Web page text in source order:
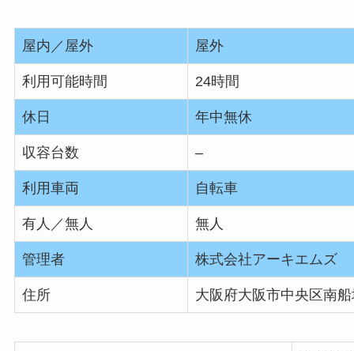
屋内／屋外 屋外
利用可能時間 24時間
休日 年中無休
収容台数 –
利用車両 自転車
有人／無人 無人
管理者 株式会社アーキエムズ
住所 大阪府大阪市中央区南